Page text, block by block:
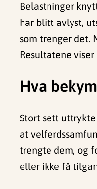
Belastninger
har blitt avlyst,
som trenger det.
Resultatene
Hva
Stort sett
at
trengte dem, og
eller ikke få